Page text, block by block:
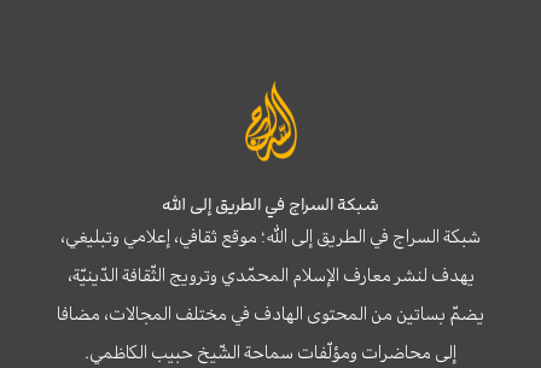
شبكة السراج في الطريق إلى الله
شبكة السراج في الطريق إلى الله؛ موقع ثقافي، إعلامي وتبليغي،
يهدف لنشر معارف الإسلام المحمّدي وترويج الثّقافة الدّينيّة،
يضمّ بساتين من المحتوى الهادف في مختلف المجالات، مضافا
إلى محاضرات ومؤلّفات سماحة الشّيخ حبيب الكاظمي.